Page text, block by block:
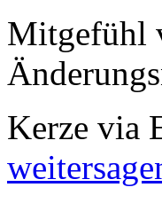
Mitgefühl
Kerze via